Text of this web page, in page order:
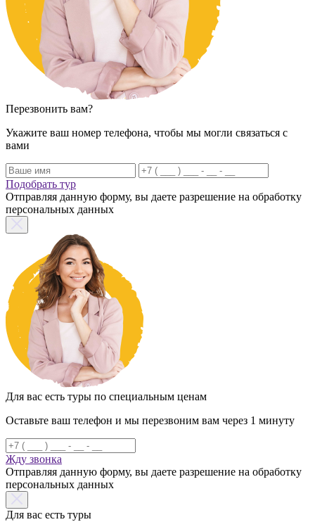
Перезвонить вам?
Укажите ваш номер телефона, чтобы мы могли связаться с
вами
Подобрать тур
Отправляя данную форму, вы даете разрешение на обработку
персональных данных
Для вас есть туры по специальным ценам
Оставьте ваш телефон и мы перезвоним вам через 1 минуту
Жду звонка
Отправляя данную форму, вы даете разрешение на обработку
персональных данных
Для вас есть туры